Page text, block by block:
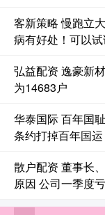
客新策略 慢跑立
病有好处！可以
弘益配资 逸豪新
为14683户
华泰国际 百年国
条约打掉百年国运
散户配资 董事长
原因 公司一季度